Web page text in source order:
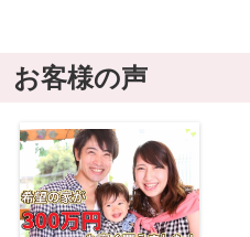
お客様の声